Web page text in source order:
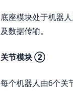
底座模块处于机器
及数据传输。
关节模块 ②
每个机器人由6个关